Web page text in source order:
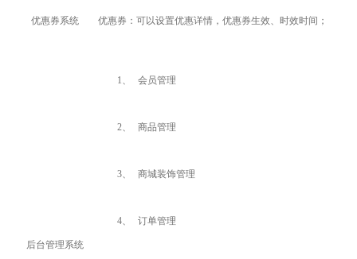
优惠券系统 优惠券：可以设置优惠详情，优惠券生效、时效时间；
后台管理系统
1、 会员管理
2、 商品管理
3、 商城装饰管理
4、 订单管理